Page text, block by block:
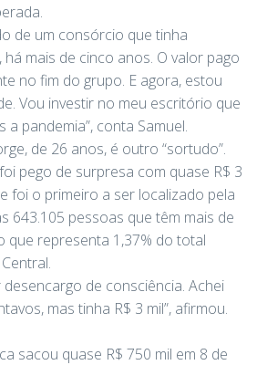
de um consórcio que tinha
mais de cinco anos. O valor pago
no fim do grupo. E agora, estou
Vou investir no meu escritório que
pandemia”, conta Samuel.
de 26 anos, é outro “sortudo”.
pego de surpresa com quase R$ 3
foi o primeiro a ser localizado pela
643.105 pessoas que têm mais de
que representa 1,37% do total
de consciência. Achei
mas tinha R$ 3 mil”, afirmou.
sacou quase R$ 750 mil em 8 de